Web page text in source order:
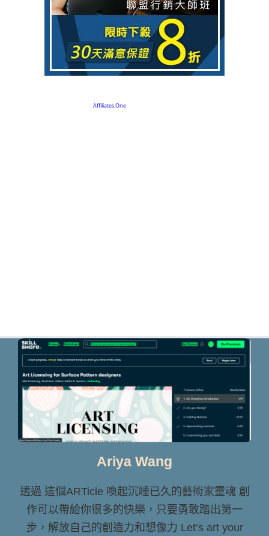
Ariya Wang
透過 這個ARTicle 喚起沉睡已久的藝術家靈魂 創
作可以帶給你很多的快樂，只要勇敢踏出第一
步，解放自己的創造力和想像力 Let’s art your